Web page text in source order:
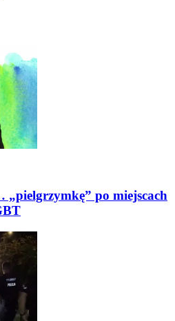
po miejscach